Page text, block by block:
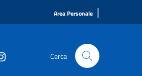
Area Personale |
Cerca